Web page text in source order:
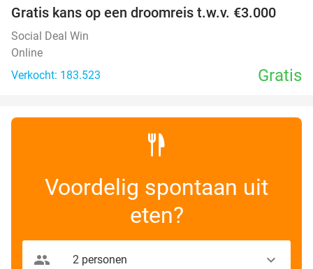
Gratis kans op een droomreis t.w.v. €3.000
Social Deal Win
Online
Verkocht: 183.523
Gratis
Voordelig spontaan uit
eten?